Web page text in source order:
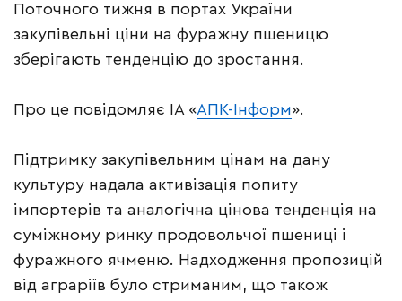
Поточного тижня в портах України
закупівельні ціни на фуражну пшеницю
зберігають тенденцію до зростання.
Про це повідомляє ІА «АПК-Інформ».
Підтримку закупівельним цінам на дану
культуру надала активізація попиту
імпортерів та аналогічна цінова тенденція на
суміжному ринку продовольчої пшениці і
фуражного ячменю. Надходження пропозицій
від аграріїв було стриманим, що також